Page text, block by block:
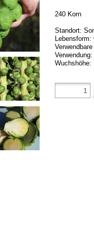
240 Korn
Standort:
Lebensform:
Wuchshöhe: